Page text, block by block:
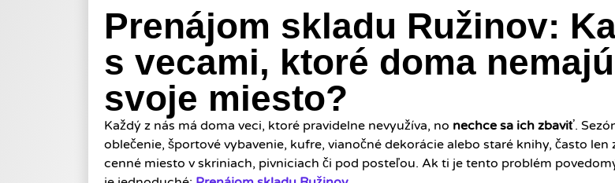
Prenájom skladu Ružinov:
s vecami, ktoré doma nemajú
svoje miesto?
Každý z nás má doma veci, ktoré pravidelne nevyužíva, no nechce sa ich zbaviť.
oblečenie, športové vybavenie, kufre, vianočné dekorácie alebo staré knihy, často len
cenné miesto v skriniach, pivniciach či pod posteľou. Ak ti je tento problém